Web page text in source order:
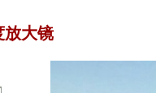
放大镜